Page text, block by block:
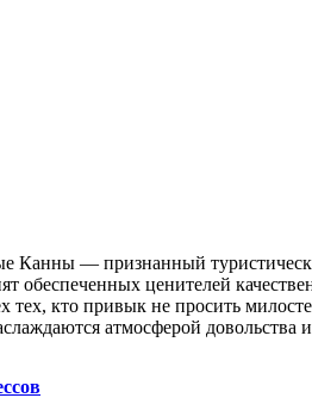
Канны — признанный
ценителей
кто привык не просить
атмосферой довольства